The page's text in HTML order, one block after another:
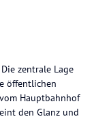
zentrale Lage
öffentlichen
Hauptbahnhof
den Glanz und